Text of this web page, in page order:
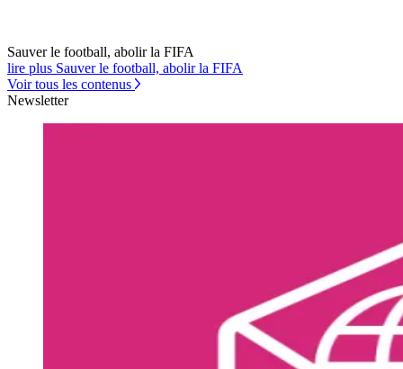
Sauver le football, abolir la FIFA
lire plus Sauver le football, abolir la FIFA
Voir tous les contenus
Newsletter